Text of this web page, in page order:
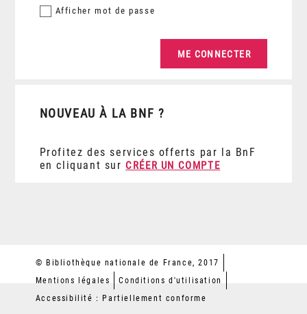
Afficher mot de passe
NOUVEAU À LA BNF ?
Profitez des services offerts par la BnF
en cliquant sur CRÉER UN COMPTE
© Bibliothèque nationale de France, 2017
Mentions légales
Conditions d'utilisation
Accessibilité : Partiellement conforme